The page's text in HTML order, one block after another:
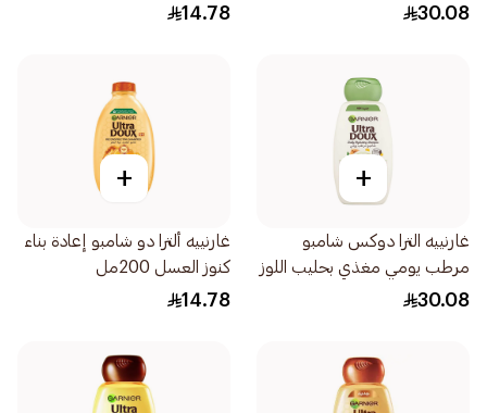
30.08
14.78
+
غارنييه الترا دوكس شامبو
مرطب يومي مغذي بحليب اللوز
العضوي 600مل
30.08
+
غارنييه ألترا دو شامبو إعادة بناء
كنوز العسل 200مل
14.78